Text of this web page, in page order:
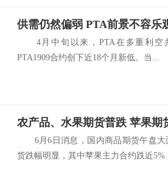
供需仍然偏弱 PTA前景不容乐
4月中旬以来，PTA在多重利空
PTA1909合约创下近18个月新低。当...
农产品、水果期货普跌 苹果期
6月6日消息，国内商品期货午盘大
货跌幅明显，其中苹果主力合约跌近